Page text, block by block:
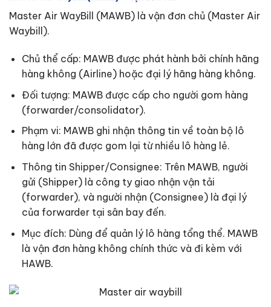
Master Air WayBill (MAWB) là vận đơn chủ (Master Air
Waybill).
Chủ thể cấp: MAWB được phát hành bởi chính hãng
hàng không (Airline) hoặc đại lý hãng hàng không.
Đối tượng: MAWB được cấp cho người gom hàng
(forwarder/consolidator).
Phạm vi: MAWB ghi nhận thông tin về toàn bộ lô
hàng lớn đã được gom lại từ nhiều lô hàng lẻ.
Thông tin Shipper/Consignee: Trên MAWB, người
gửi (Shipper) là công ty giao nhận vận tải
(forwarder), và người nhận (Consignee) là đại lý
của forwarder tại sân bay đến.
Mục đích: Dùng để quản lý lô hàng tổng thể. MAWB
là vận đơn hàng không chính thức và đi kèm với
HAWB.